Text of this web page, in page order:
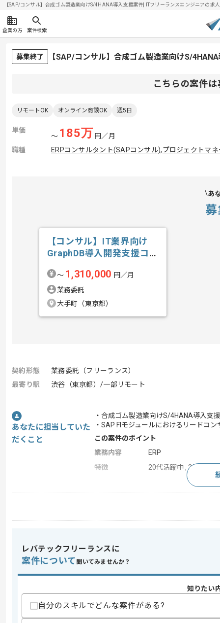
【SAP/コンサル】合成ゴム製造業向けS/4HANA導入支援案件| ITフリーランスエンジニアの
企業の方 案件検索
募集終了 【SAP/コンサル】合成ゴム製造業向けS/
こちらの案件
リモートOK オンライン商談OK 週5日
単価
〜 185万 円／月
職種
ERPコンサルタント(SAPコンサル),プロジェクトマ
あ
【コンサル】IT業界向け
GraphDB導入開発支援コン
〜 1,310,000 円／月
業務委託
大手町（東京都）
契約形態
業務委託（フリーランス）
最寄り駅
渋谷（東京都）/一部リモート
あなたに担当していた
だくこと
・合成ゴム製造業向けS/4HANA導入支
・SAP FIモジュールにおけるリードコ
この案件のポイント
業務内容
ERP
特徴
20代活躍中 , 30代活躍
・SAP FIリード経験
・会計制度に関する知見
・障害や課題管理経験
・SAP FI領域のカスタマイズ経験
・PM経験
レバテックフリーランスに
案件について 聞いてみませんか？
知りたい
自分のスキルでどんな案件がある?